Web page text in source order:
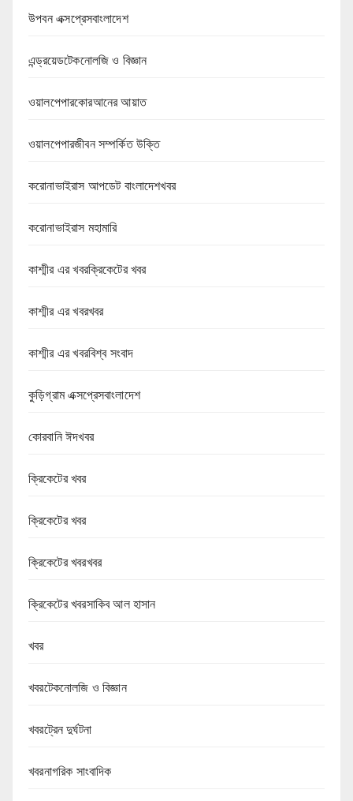
উপবন এক্সপ্রেসবাংলাদেশ
এন্ড্রয়েডটেকনোলজি ও বিজ্ঞান
ওয়ালপেপারকোরআনের আয়াত
ওয়ালপেপারজীবন সম্পর্কিত উক্তি
করোনাভাইরাস আপডেট বাংলাদেশখবর
করোনাভাইরাস মহামারি
কাশ্মীর এর খবরক্রিকেটের খবর
কাশ্মীর এর খবরখবর
কাশ্মীর এর খবরবিশ্ব সংবাদ
কুড়িগ্রাম এক্সপ্রেসবাংলাদেশ
কোরবানি ঈদখবর
ক্রিকেটের খবর
ক্রিকেটের খবর
ক্রিকেটের খবরখবর
ক্রিকেটের খবরসাকিব আল হাসান
খবর
খবরটেকনোলজি ও বিজ্ঞান
খবরট্রেন দুর্ঘটনা
খবরনাগরিক সাংবাদিক